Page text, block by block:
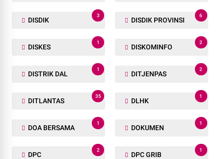
DISDIK
3
DISDIK PROVINSI
6
DISKES
1
DISKOMINFO
2
DISTRIK DAL
1
DITJENPAS
2
DITLANTAS
35
DLHK
1
DOA BERSAMA
1
DOKUMEN
1
DPC
2
DPC GRIB
1